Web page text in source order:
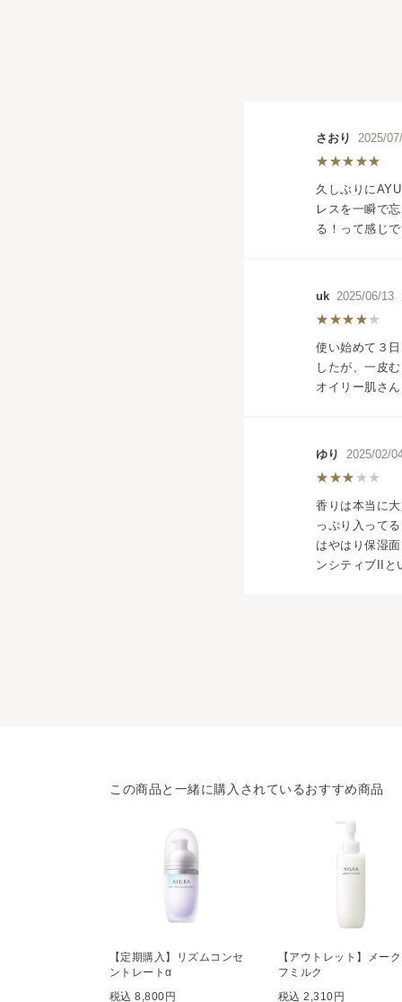
さおり 2025/
久しぶりに
レスを一瞬で
る！って感じ
uk 2025/06/13
使い始めて３
したが、一皮
オイリー肌さ
ゆり 2025/02/
香りは本当に
っぷり入って
はやはり保湿
ンシティブIIと
この商品と一緒に購入されているおすすめ商品
【定期購入】リズムコンセ
ントレートα
税込 8,800円
【アウトレット】メー
フミルク
税込 2,310円